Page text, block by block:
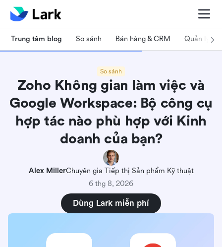
Trung tâm blog So sánh Bán hàng & CRM Quản lý dự
So sánh
Zoho Không gian làm việc và
Google Workspace: Bộ công cụ
hợp tác nào phù hợp với Kinh
doanh của bạn?
Alex MillerChuyên gia Tiếp thị Sản phẩm Kỹ thuật
6 thg 8, 2026
Dùng Lark miễn phí